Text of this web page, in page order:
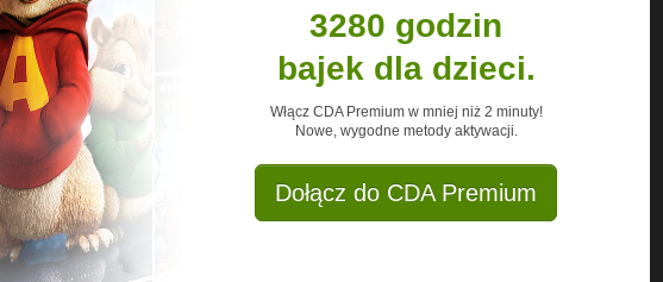
3280 godzin
bajek dla dzieci.
Włącz CDA Premium w mniej niż 2 minuty!
Nowe, wygodne metody aktywacji.
Dołącz do CDA Premium